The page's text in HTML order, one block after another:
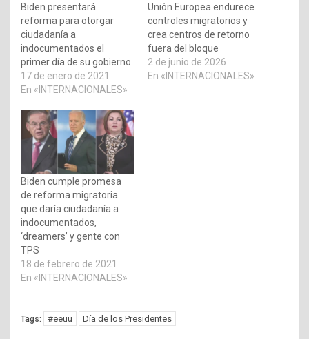
Biden presentará
reforma para otorgar
ciudadanía a
indocumentados el
primer día de su gobierno
17 de enero de 2021
En «INTERNACIONALES»
Unión Europea endurece
controles migratorios y
crea centros de retorno
fuera del bloque
2 de junio de 2026
En «INTERNACIONALES»
Biden cumple promesa
de reforma migratoria
que daría ciudadanía a
indocumentados,
‘dreamers’ y gente con
TPS
18 de febrero de 2021
En «INTERNACIONALES»
Tags: #eeuu Día de los Presidentes